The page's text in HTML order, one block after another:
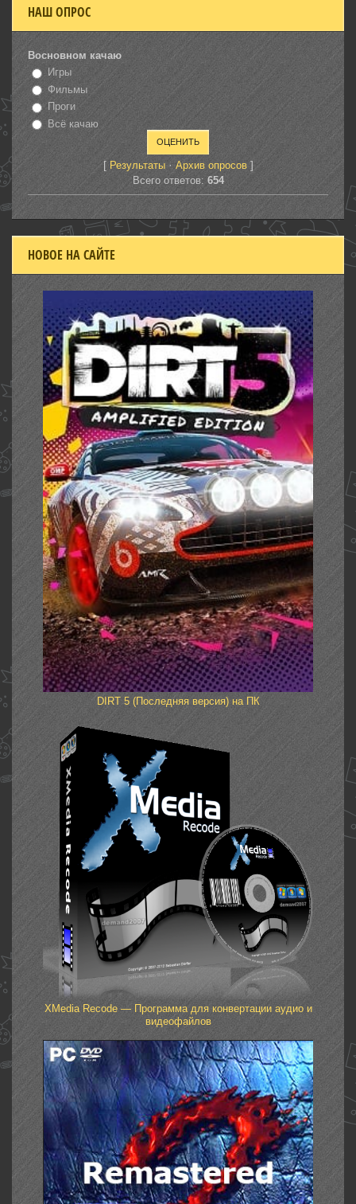
НАШ ОПРОС
Восновном качаю
Игры
Фильмы
Проги
Всё качаю
[ Результаты· Архив опросов]
Всего ответов: 654
НОВОЕ НА САЙТЕ
DIRT 5 (Последняя версия) на ПК
XMedia Recode — Программа для конвертации аудио и
видеофайлов